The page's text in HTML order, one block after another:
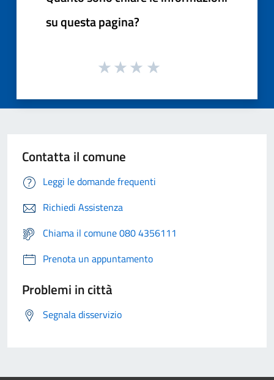
su questa pagina?
Contatta il comune
Leggi le domande frequenti
Richiedi Assistenza
Chiama il comune 080 4356111
Prenota un appuntamento
Problemi in città
Segnala disservizio